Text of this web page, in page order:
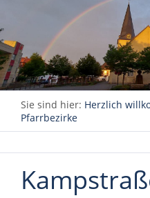
Sie sind hier: Herzlich
Pfarrbezirke